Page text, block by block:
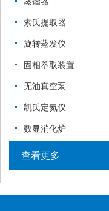
索氏提取器
旋转蒸发仪
固相萃取装置
无油真空泵
凯氏定氮仪
数显消化炉
查看更多